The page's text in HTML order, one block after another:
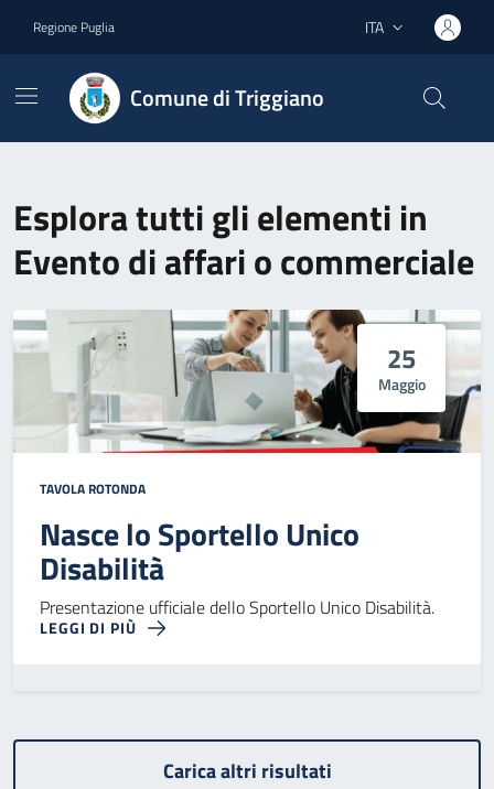
Regione Puglia Lingua attiva:
ITA
Comune di Triggiano
Esplora tutti gli elementi in
Evento di affari o commerciale
25
Maggio
TAVOLA ROTONDA
Nasce lo Sportello Unico
Disabilità
Presentazione ufficiale dello Sportello Unico Disabilità.
LEGGI DI PIÙ
Carica altri risultati